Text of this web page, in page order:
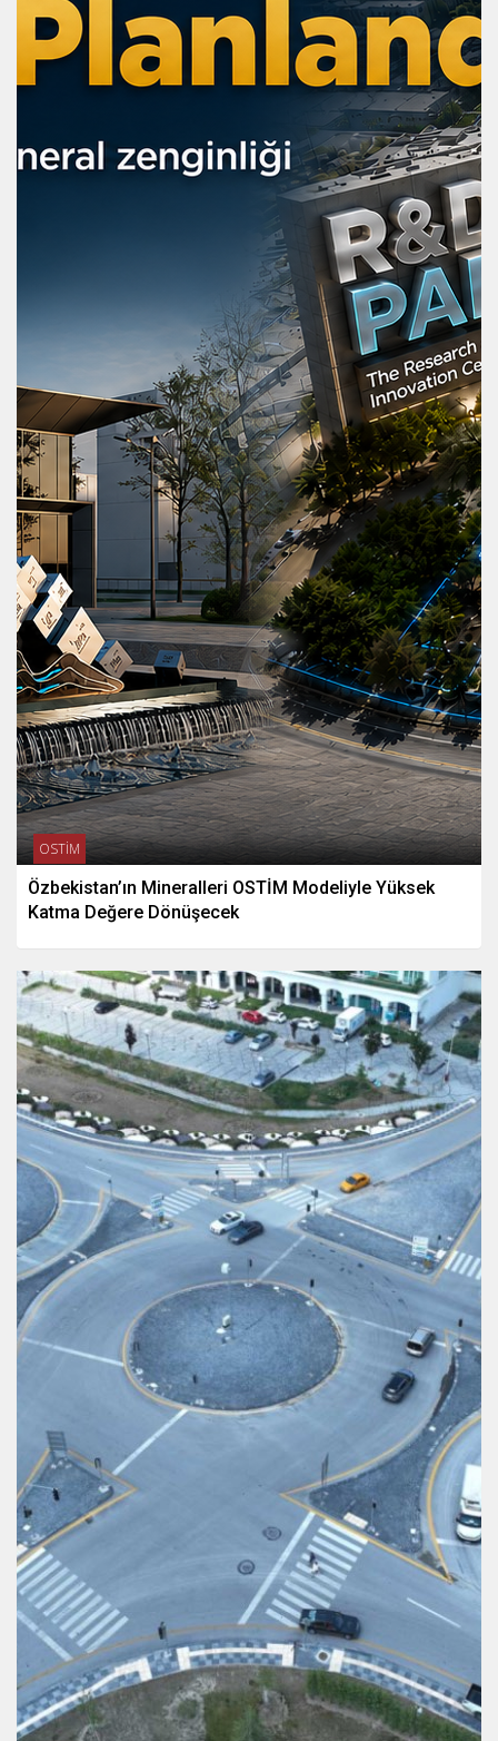
OSTİM
Özbekistan’ın Mineralleri OSTİM Modeliyle Yüksek
Katma Değere Dönüşecek